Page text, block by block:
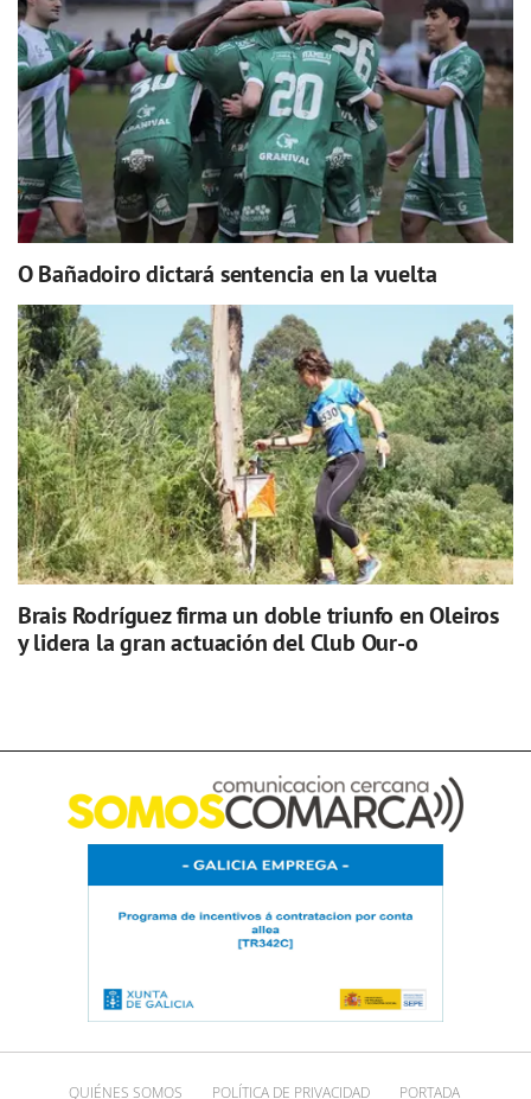
O Bañadoiro dictará sentencia en la vuelta
Brais Rodríguez firma un doble triunfo en Oleiros
y lidera la gran actuación del Club Our-o
QUIÉNES SOMOS POLÍTICA DE PRIVACIDAD PORTADA